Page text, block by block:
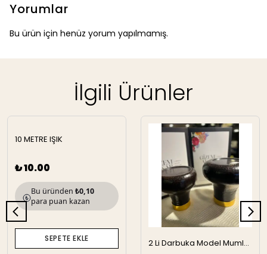
Yorumlar
Bu ürün için henüz yorum yapılmamış.
İlgili Ürünler
10 METRE IŞIK
₺ 10.00
Bu üründen ₺0,10
para puan kazan
SEPETE EKLE 2 Li Darbuka Model Mumluk